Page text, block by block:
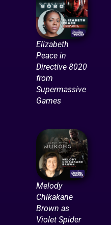
Elizabeth
Peace in
Directive 8020
from
Supermassive
Games
Melody
Chikakane
Brown as
Violet Spider